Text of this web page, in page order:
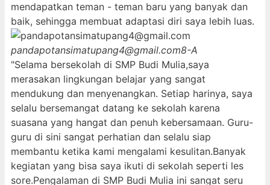
mendapatkan teman - teman baru yang banyak dan
baik, sehingga membuat adaptasi diri saya lebih luas.
pandapotansimatupang4@gmail.com8-A
"Selama bersekolah di SMP Budi Mulia,saya
merasakan lingkungan belajar yang sangat
mendukung dan menyenangkan. Setiap harinya, saya
selalu bersemangat datang ke sekolah karena
suasana yang hangat dan penuh kebersamaan. Guru-
guru di sini sangat perhatian dan selalu siap
membantu ketika kami mengalami kesulitan.Banyak
kegiatan yang bisa saya ikuti di sekolah seperti les
sore.Pengalaman di SMP Budi Mulia ini sangat seru